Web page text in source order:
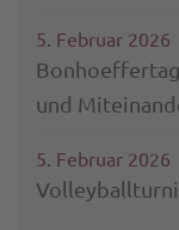
5. Februar 2026
und
5. Februar 2026